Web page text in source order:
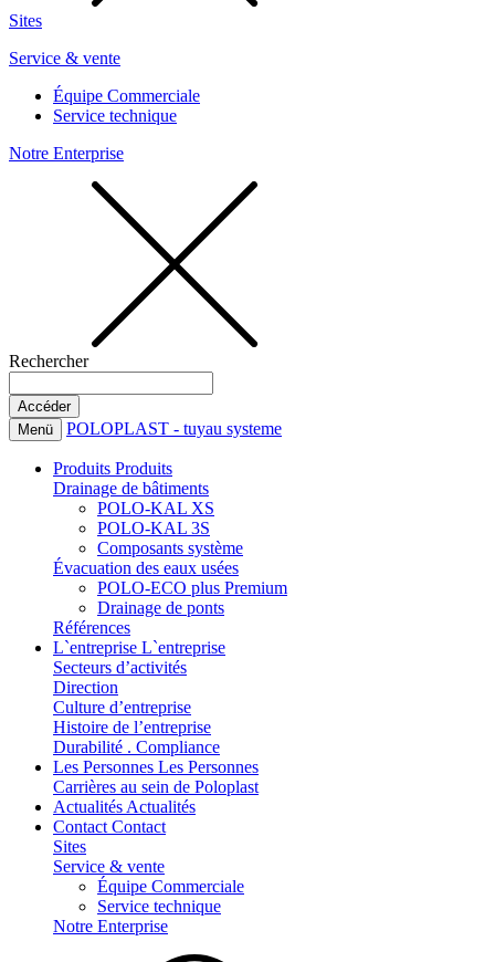
Sites
Service & vente
Équipe Commerciale
Service technique
Notre Enterprise
Rechercher
Menü POLOPLAST - tuyau systeme
Produits Produits
Drainage de bâtiments
POLO-KAL XS
POLO-KAL 3S
Composants système
Évacuation des eaux usées
POLO-ECO plus Premium
Drainage de ponts
Références
L`entreprise L`entreprise
Secteurs d’activités
Direction
Culture d’entreprise
Histoire de l’entreprise
Durabilité . Compliance
Les Personnes Les Personnes
Carrières au sein de Poloplast
Actualités Actualités
Contact Contact
Sites
Service & vente
Équipe Commerciale
Service technique
Notre Enterprise